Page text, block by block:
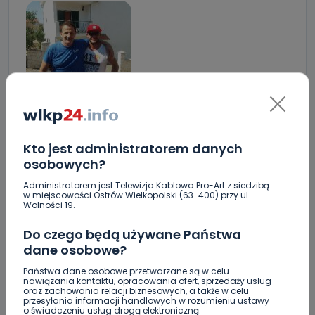
Kto jest administratorem danych
osobowych?
Administratorem jest Telewizja Kablowa Pro-Art z siedzibą
w miejscowości Ostrów Wielkopolski (63-400) przy ul.
Wolności 19.
Do czego będą używane Państwa
dane osobowe?
Państwa dane osobowe przetwarzane są w celu
nawiązania kontaktu, opracowania ofert, sprzedaży usług
oraz zachowania relacji biznesowych, a także w celu
przesyłania informacji handlowych w rozumieniu ustawy
o świadczeniu usług drogą elektroniczną.